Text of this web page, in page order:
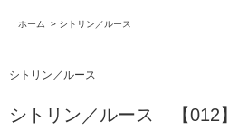
ホーム > シトリン／ルース
シトリン／ルース
シトリン／ルース 【012】